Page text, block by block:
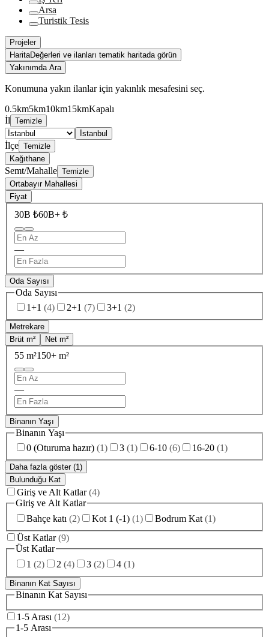
Arsa
Turistik Tesis
Projeler
HaritaDeğerleri ve ilanları tematik haritada görün
Yakınımda Ara
Konumuna yakın ilanlar için yakınlık mesafesini seç.
0.5km5km10km15kmKapalı
İl Temizle
İstanbul
İlçe Temizle
Kağıthane
Semt/Mahalle Temizle
Ortabayır Mahallesi
Fiyat
30B ₺60B+ ₺
—
Oda Sayısı
Oda Sayısı
1+1 (4) 2+1 (7) 3+1 (2)
Metrekare
Brüt m²
Net m²
55 m²150+ m²
—
Binanın Yaşı
Binanın Yaşı
0 (Oturuma hazır) (1) 3 (1) 6-10 (6) 16-20 (1)
Daha fazla göster (1)
Bulunduğu Kat
Giriş ve Alt Katlar (4)
Giriş ve Alt Katlar
Bahçe katı (2) Kot 1 (-1) (1) Bodrum Kat (1)
Üst Katlar (9)
Üst Katlar
1 (2) 2 (4) 3 (2) 4 (1)
Binanın Kat Sayısı
Binanın Kat Sayısı
1-5 Arası (12)
1-5 Arası